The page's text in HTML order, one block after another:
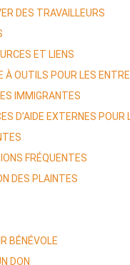
DES TRAVAILLEURS
ET LIENS
À OUTILS POUR LES
IMMIGRANTES
D’AIDE EXTERNES POUR
FRÉQUENTES
DES PLAINTES
BÉNÉVOLE
DON